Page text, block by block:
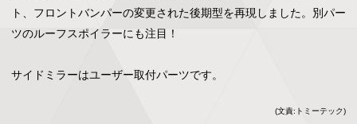
ト、フロントバンパーの変更された後期型を再現しました。別パー
ツのルーフスポイラーにも注目！
サイドミラーはユーザー取付パーツです。
(文責:トミーテック)